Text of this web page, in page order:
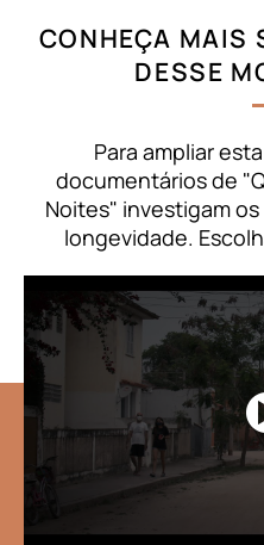
CONHEÇA MAIS
DESSE
Para ampliar
documentários de
Noites" investigam
longevidade.